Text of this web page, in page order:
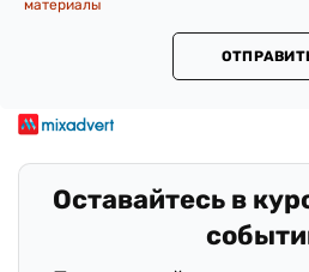
материалы
Оставайтесь в